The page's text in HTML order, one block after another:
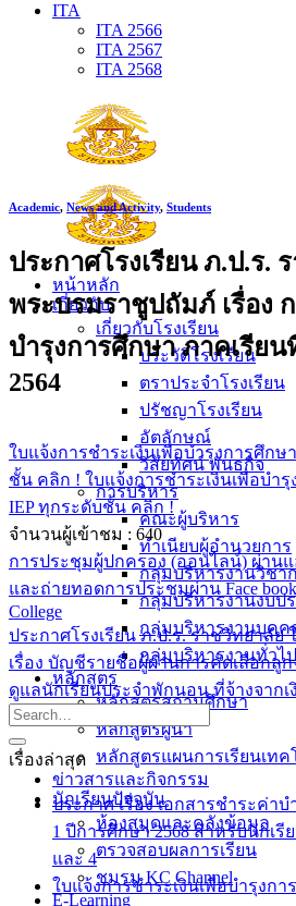
ITA
ITA 2566
ITA 2567
ITA 2568
หน้าหลัก
เกี่ยวกับ
เกี่ยวกับโรงเรียน
ประวัติโรงเรียน
ตราประจำโรงเรียน
ปรัชญาโรงเรียน
อัตลักษณ์
วิสัยทัศน์ พันธกิจ
การบริหาร
คณะผู้บริหาร
ทำเนียบผู้อำนวยการ
กลุ่มบริหารงานวิชา
กลุ่มบริหารงานงบป
กลุ่มบริหารงานบุคค
กลุ่มบริหารงานทั่วไป
หลักสูตร
หลักสูตรสถานศึกษา
หลักสูตรผู้นำ
หลักสูตรแผนการเรียนเท
ข่าวสารและกิจกรรม
นักเรียนปัจจุบัน
ห้องสมุดและคลังข้อมูล
ตรวจสอบผลการเรียน
ชมรม KC Channel
E-Learning
Academic, News and Activity, Students
ประกาศโรงเรียน ภ.ป.ร.
พระบรมราชูปถัมภ์ เรื่อง
บำรุงการศึกษา ภาคเรีย
2564
ใบแจ้งการชำระเงินเพื่อบำรุงการศึก
ชั้น คลิก ! ใบแจ้งการชำระเงินเพื่อบำ
IEP ทุกระดับชั้น คลิก !
จำนวนผู้เข้าชม : 640
การประชุมผู้ปกครอง (ออนไลน์) ผ่านแ
และถ่ายทอดการประชุมผ่าน Face book
College
ประกาศโรงเรียน ภ.ป.ร. ราชวิทยาลั
เรื่อง บัญชีรายชื่อผู้ผ่านการคัดเลือกลู
ดูแลนักเรียนประจำพักนอน ที่จ้างจาก
เรื่องล่าสุด
ประกาศ เรื่อง เอกสารชำระค่า
1 ปีการศึกษา 2568 สำหรับนักเ
และ 4
ใบแจ้งการชำระเงินเพื่อบำรุงก